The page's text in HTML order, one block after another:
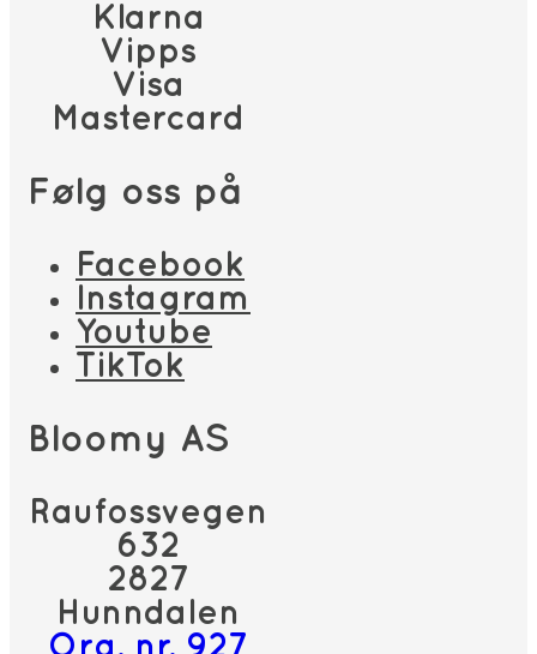
Klarna
Vipps
Visa
Mastercard
Følg oss på
Facebook
Instagram
Youtube
TikTok
Bloomy AS
Raufossvegen
632
2827
Hunndalen
Org. nr. 927